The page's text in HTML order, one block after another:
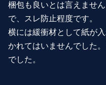
梱包も良いとは言えませ
で、スレ防止程度です。
横には緩衝材として紙が
かれてはいませんでした
でした 。